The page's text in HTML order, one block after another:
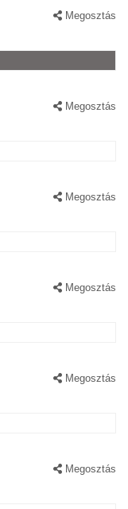
Megosztás
Megosztás
Megosztás
Megosztás
Megosztás
Megosztás